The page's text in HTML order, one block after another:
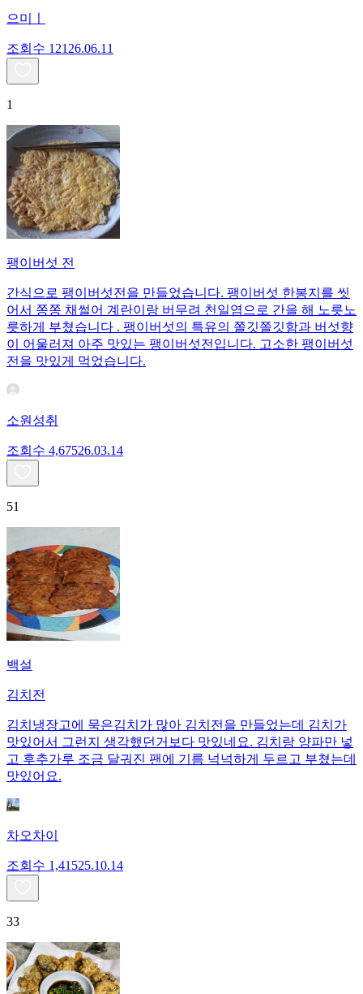
으미ㅣ
조회수 121 26.06.11
1
팽이버섯 전
간식으로 팽이버섯전을 만들었습니다. 팽이버섯 한봉지를 씻
어서 쫑쫑 채썰어 계란이랑 버무려 천일염으로 간을 해 노릇노
릇하게 부쳤습니다 . 팽이버섯의 특유의 쫄깃쫄깃함과 버섯향
이 어울러져 아주 맛있는 팽이버섯전입니다. 고소한 팽이버섯
전을 맛있게 먹었습니다.
소원성취
조회수 4,67526.03.14
51
백설
김치전
김치냉장고에 묵은김치가 많아 김치전을 만들었는데 김치가
맛있어서 그런지 생각했던거보다 맛있네요. 김치랑 양파만 넣
고 후추가루 조금 달궈진 팬에 기름 넉넉하게 두르고 부쳤는데
맛있어요.
차오차이
조회수 1,41525.10.14
33